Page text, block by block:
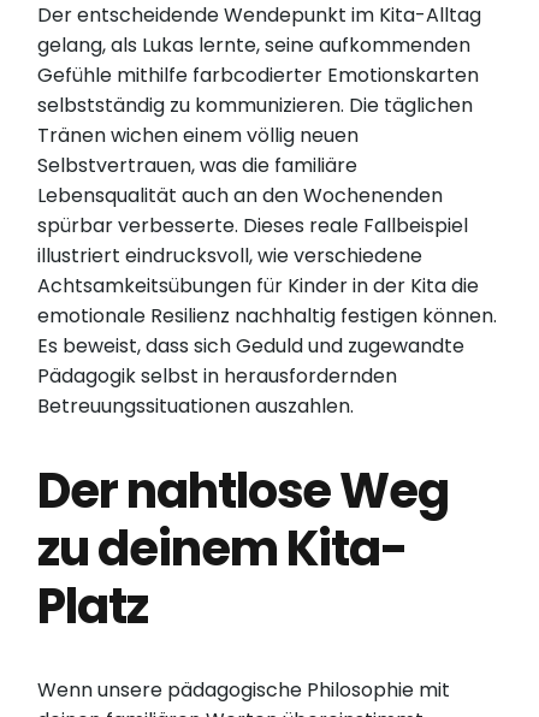
Der entscheidende Wendepunkt im Kita-Alltag
gelang, als Lukas lernte, seine aufkommenden
Gefühle mithilfe farbcodierter Emotionskarten
selbstständig zu kommunizieren. Die täglichen
Tränen wichen einem völlig neuen
Selbstvertrauen, was die familiäre
Lebensqualität auch an den Wochenenden
spürbar verbesserte. Dieses reale Fallbeispiel
illustriert eindrucksvoll, wie verschiedene
Achtsamkeitsübungen für Kinder in der Kita die
emotionale Resilienz nachhaltig festigen können.
Es beweist, dass sich Geduld und zugewandte
Pädagogik selbst in herausfordernden
Betreuungssituationen auszahlen.
Der nahtlose Weg
zu deinem Kita-
Platz
Wenn unsere pädagogische Philosophie mit